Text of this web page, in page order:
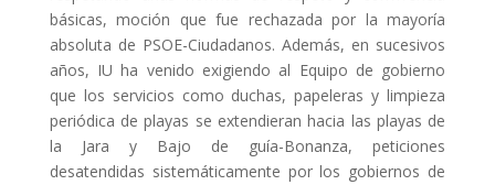
básicas, moción que fue rechazada por la mayoría
absoluta de PSOE-Ciudadanos. Además, en sucesivos
años, IU ha venido exigiendo al Equipo de gobierno
que los servicios como duchas, papeleras y limpieza
periódica de playas se extendieran hacia las playas de
la Jara y Bajo de guía-Bonanza, peticiones
desatendidas sistemáticamente por los gobiernos de